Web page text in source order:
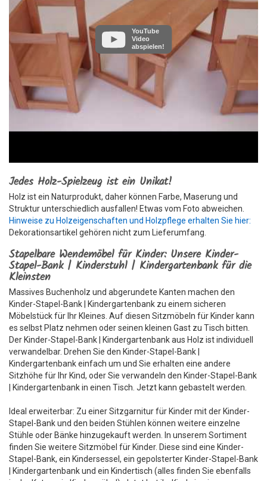
YouTube
Video
abspielen!
Jedes Holz-Spielzeug ist ein Unikat!
Holz ist ein Naturprodukt, daher können Farbe, Maserung und
Struktur unterschiedlich ausfallen! Etwas vom Foto abweichen.
Hinweise zu Holzeigenschaften und Holzpflege erhalten Sie hier:
Dekorationsartikel gehören nicht zum Lieferumfang.
Stapelbare Wendemöbel für Kinder: Unsere Kinder-
Stapel-Bank | Kinderstuhl | Kindergartenbank für die
Kleinsten
Massives Buchenholz und abgerundete Kanten machen den
Kinder-Stapel-Bank | Kindergartenbank zu einem sicheren
Möbelstück für Ihr Kleines. Auf diesen Sitzmöbeln für Kinder kann
es selbst Platz nehmen oder seinen kleinen Gast zu Tisch bitten.
Der Kinder-Stapel-Bank | Kindergartenbank aus Holz ist individuell
verwandelbar. Drehen Sie den Kinder-Stapel-Bank |
Kindergartenbank einfach um und Sie erhalten eine andere
Sitzhöhe für Ihr Kind, oder Sie verwandeln den Kinder-Stapel-Bank
| Kindergartenbank in einen Tisch. Jetzt kann gebastelt werden.
Ideal erweiterbar: Zu einer Sitzgarnitur für Kinder mit der Kinder-
Stapel-Bank und den beiden Stühlen können weitere einzelne
Stühle oder Bänke hinzugekauft werden. In unserem Sortiment
finden Sie weitere Sitzmöbel für Kinder. Diese sind eine Kinder-
Stapel-Bank, ein Kindersessel, ein gepolsterter Kinder-Stapel-Bank
| Kindergartenbank und ein Kindertisch (alles finden Sie ebenfalls